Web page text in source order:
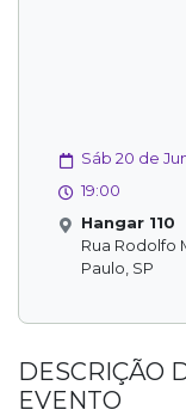
Sáb 20 de
19:00
Hangar 110
Rua Rodolfo
Paulo, SP
DESCRIÇÃO
EVENTO